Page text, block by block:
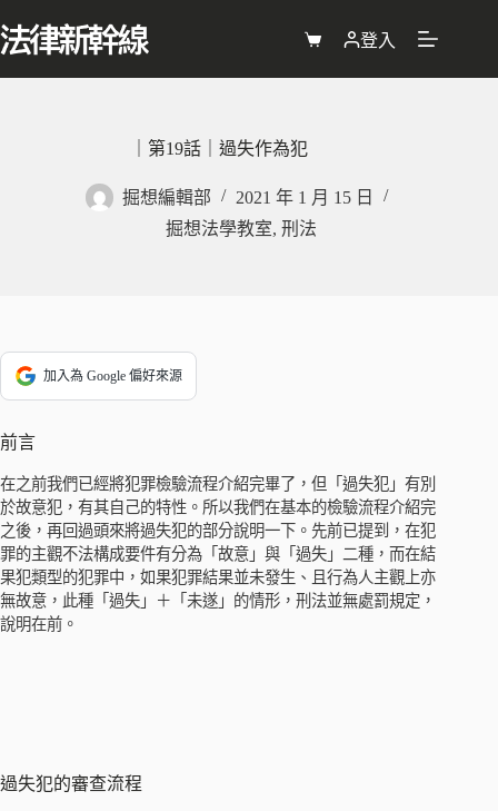
至
購
物
登入
｜第19話｜過失作為犯
掘想編輯部
2021 年 1 月 15 日
掘想法學教室,刑法
加入為 Google 偏好來源
前言
在之前我們已經將犯罪檢驗流程介紹完畢了，但「過失犯」有別
於故意犯，有其自己的特性。所以我們在基本的檢驗流程介紹完
之後，再回過頭來將過失犯的部分說明一下。先前已提到，在犯
罪的主觀不法構成要件有分為「故意」與「過失」二種，而在結
果犯類型的犯罪中，如果犯罪結果並未發生、且行為人主觀上亦
無故意，此種「過失」＋「未遂」的情形，刑法並無處罰規定，
說明在前。
過失犯的審查流程